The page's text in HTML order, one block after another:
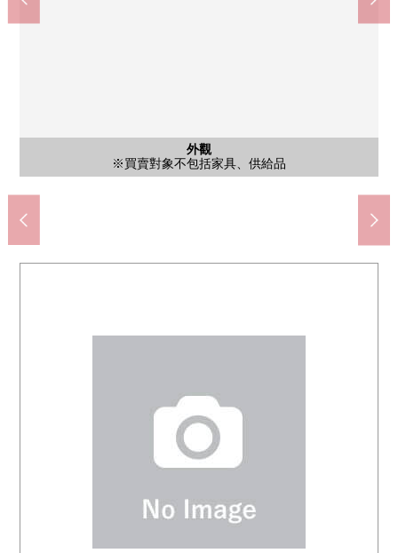
外觀
※買賣對象不包括家具、供給品
客廳
※買賣對象不包括家具、供給品
客廳
※買賣對象不包括家具、供給品
客廳
※買賣對象不包括家具、供給品
外觀
木材露台 ※買賣對象不包括家具、供給品
門口
※買賣對象不包括家具、供給品
Mybasket大岡山1丁目商店(約590m)
全家便利店綠丘1丁目商店(約490m)
COCOKARA FINE大岡山商店(約710m)
目黑綠丘郵局(約530m)
目黑區立中根小學(約450m)
目黑西中學校(約1300m)
大岡山公園(約640m)
中根公園(約650m)